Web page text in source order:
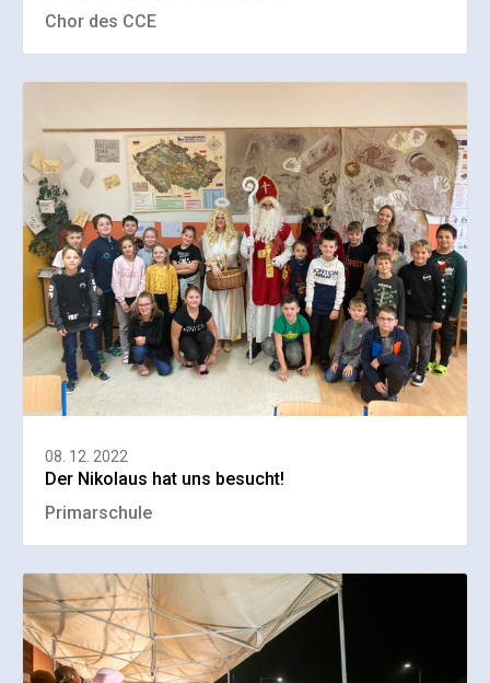
Chor des CCE
08. 12. 2022
Der Nikolaus hat uns besucht!
Primarschule